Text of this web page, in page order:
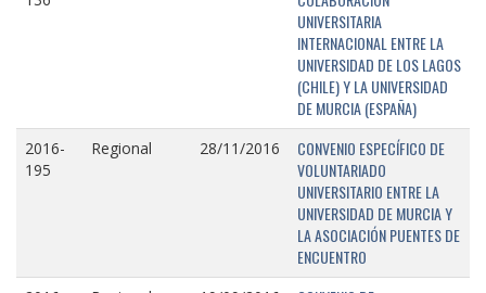
UNIVERSITARIA
INTERNACIONAL ENTRE LA
UNIVERSIDAD DE LOS LAGOS
(CHILE) Y LA UNIVERSIDAD
DE MURCIA (ESPAÑA)
2016-
195
Regional 28/11/2016
CONVENIO ESPECÍFICO DE
VOLUNTARIADO
UNIVERSITARIO ENTRE LA
UNIVERSIDAD DE MURCIA Y
LA ASOCIACIÓN PUENTES DE
ENCUENTRO